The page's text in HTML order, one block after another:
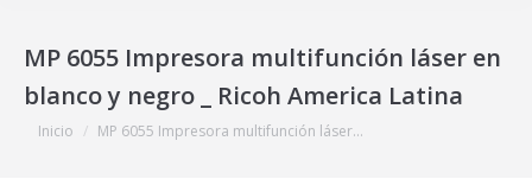
MP 6055 Impresora multifunción láser en
blanco y negro _ Ricoh America Latina
Estás aquí:
Inicio MP 6055 Impresora multifunción láser…